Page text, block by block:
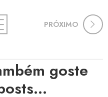
PRÓXIMO
goste